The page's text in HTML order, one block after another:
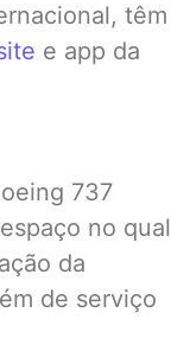
têm
e app da
737
no qual
da
de serviço